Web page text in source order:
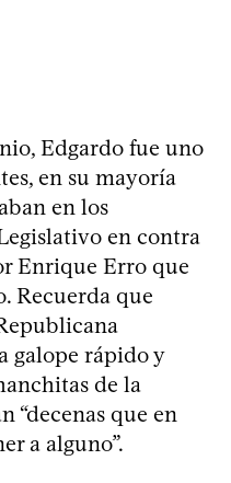
Edgardo fue uno
en su mayoría
en los
en contra
Enrique Erro que
Recuerda que
galope rápido y
de la
“decenas que en
a alguno”.